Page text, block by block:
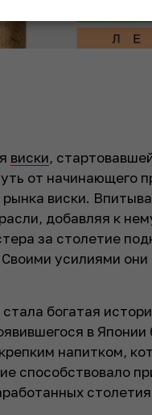
виски,
от начинающего
виски.
добавляя к
за столетие
усилиями они
богатая
в
напитком,
способствовало